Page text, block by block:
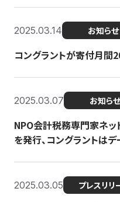
2025.03.14 お知らせ
コングラントが寄付月間
2025.03.07 お知らせ
NPO会計税務専門家ネッ
を発行、コングラントは
2025.03.05 プレスリリ